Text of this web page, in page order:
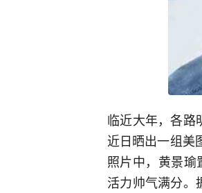
临近大年，各路
近日晒出一组美
照片中，黄景瑜
活力帅气满分。